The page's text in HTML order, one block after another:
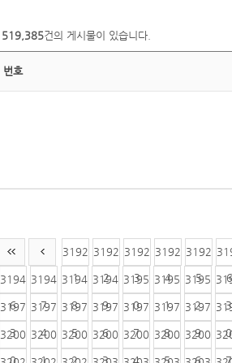
519,385건의 게시물이 있습니다.
번호
3192
1
3192
2
3192
3
3192
4
3192
5 6
3194
6
3194
7
3194
8
3194
9
3195
0
3195
1
3195
2 3
3197
3
3197
4
3197
5
3197
6
3197
7
3197
8
3197
9 0
3200
0
3200
1
3200
2
3200
3
3200
4
3200
5
3200
6 7